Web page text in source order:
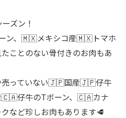
ズン！
ン、🇲🇽メキシコ産🇲🇽トマホ
ことのない骨付きのお肉もあ
売っていない🇯🇵国産🇯🇵仔牛
仔牛のTボーン、🇨🇦カナ
など珍しお肉もあります🥩